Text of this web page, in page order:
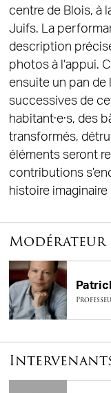
centre de Blois, à
Juifs. La
description
photos à l'appui.
ensuite un pan de
successives de
habitant·e·s, des
transformés,
éléments seront
contributions
histoire
Modérateur